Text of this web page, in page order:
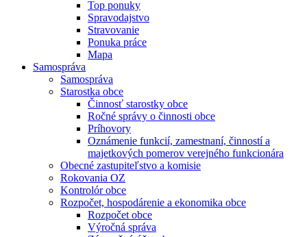
Top ponuky
Spravodajstvo
Stravovanie
Ponuka práce
Mapa
Samospráva
Samospráva
Starostka obce
Činnosť starostky obce
Ročné správy o činnosti obce
Príhovory
Oznámenie funkcií, zamestnaní, činností a
majetkových pomerov verejného funkcionára
Obecné zastupiteľstvo a komisie
Rokovania OZ
Kontrolór obce
Rozpočet, hospodárenie a ekonomika obce
Rozpočet obce
Výročná správa